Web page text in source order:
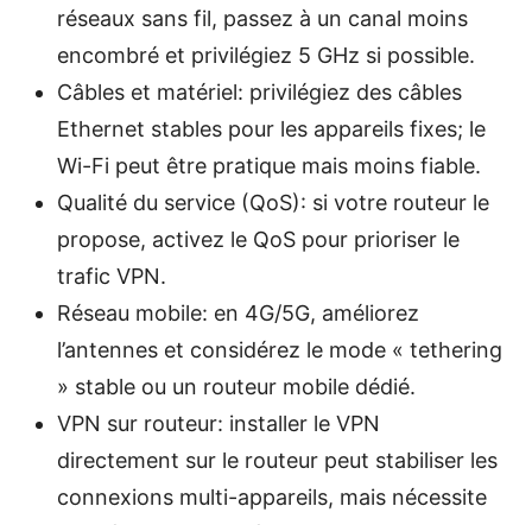
réseaux sans fil, passez à un canal moins
encombré et privilégiez 5 GHz si possible.
Câbles et matériel: privilégiez des câbles
Ethernet stables pour les appareils fixes; le
Wi-Fi peut être pratique mais moins fiable.
Qualité du service (QoS): si votre routeur le
propose, activez le QoS pour prioriser le
trafic VPN.
Réseau mobile: en 4G/5G, améliorez
l’antennes et considérez le mode « tethering
» stable ou un routeur mobile dédié.
VPN sur routeur: installer le VPN
directement sur le routeur peut stabiliser les
connexions multi-appareils, mais nécessite